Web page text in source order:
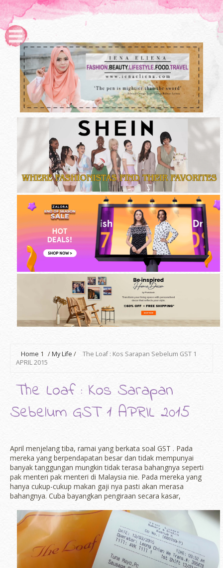
Home 1 /My Life /
The Loaf : Kos Sarapan Sebelum GST 1
APRIL 2015
The Loaf : Kos Sarapan
Sebelum GST 1 APRIL 2015
April menjelang tiba, ramai yang berkata soal GST . Pada
mereka yang berpendapatan besar dan tidak mempunyai
banyak tanggungan mungkin tidak terasa bahangnya seperti
pak menteri pak menteri di Malaysia nie. Pada mereka yang
hanya cukup-cukup makan gaji nya pasti akan merasa
bahangnya. Cuba bayangkan pengiraan secara kasar,